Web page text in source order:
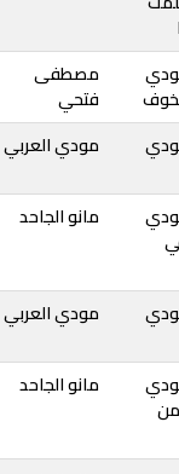
مصطفى
فتحي
مودي العربي
مانو الجاحد
مودي العربي
مانو الجاحد